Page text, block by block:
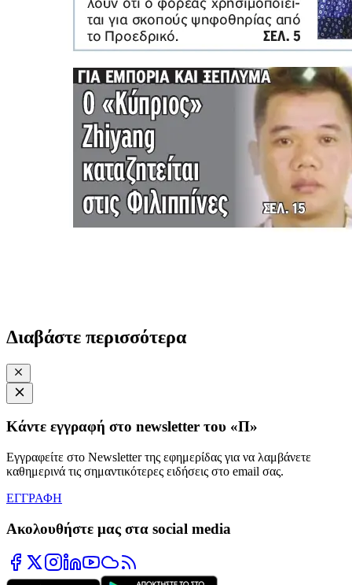
Διαβάστε περισσότερα
Κάντε εγγραφή στο newsletter του «Π»
Εγγραφείτε στο Newsletter της εφημερίδας για να λαμβάνετε
καθημερινά τις σημαντικότερες ειδήσεις στο email σας.
ΕΓΓΡΑΦΗ
Ακολουθήστε μας στα social media